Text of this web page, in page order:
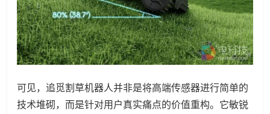
可见，追觅割草机器人并非是将高端传感器进行简单的
技术堆砌，而是针对用户真实痛点的价值重构。它敏锐